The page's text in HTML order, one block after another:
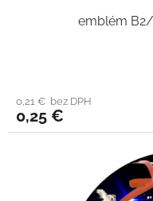
emblém
0,21 € bez DPH
0,25 €